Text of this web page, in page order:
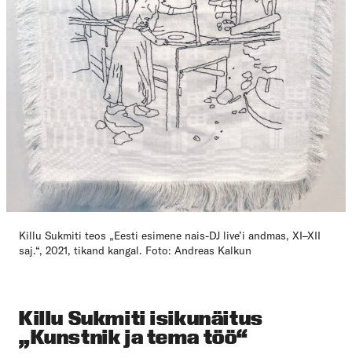
Killu Sukmiti teos „Eesti esimene nais-DJ live’i andmas, XI–XII
saj.“, 2021, tikand kangal. Foto: Andreas Kalkun
Killu Sukmiti isikunäitus
„Kunstnik ja tema töö“